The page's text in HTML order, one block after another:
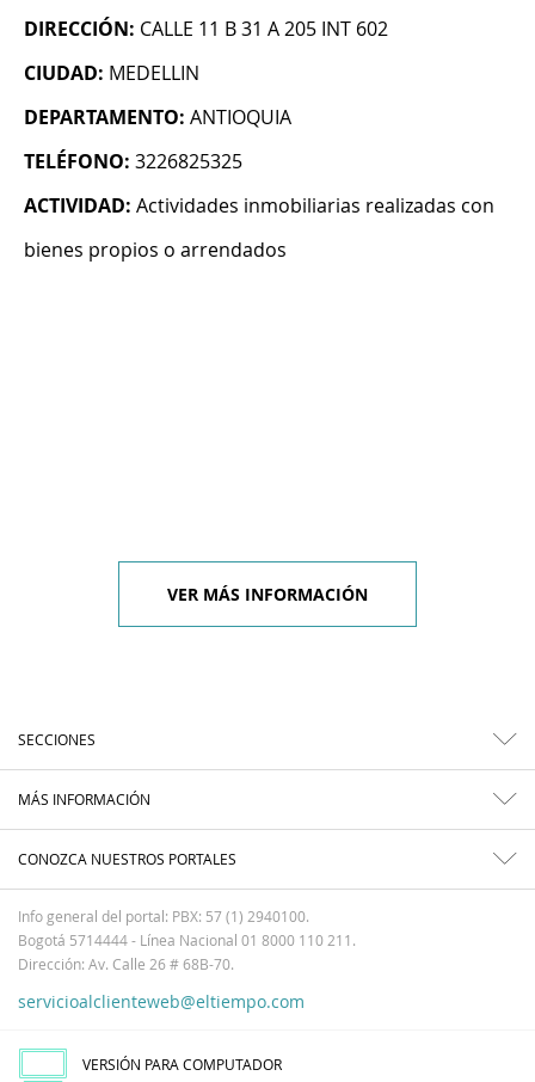
DIRECCIÓN: CALLE 11 B 31 A 205 INT 602
CIUDAD: MEDELLIN
DEPARTAMENTO: ANTIOQUIA
TELÉFONO: 3226825325
ACTIVIDAD: Actividades inmobiliarias realizadas con
bienes propios o arrendados
VER MÁS INFORMACIÓN
SECCIONES
MÁS INFORMACIÓN
CONOZCA NUESTROS PORTALES
Info general del portal: PBX: 57 (1) 2940100.
Bogotá 5714444 - Línea Nacional 01 8000 110 211.
Dirección: Av. Calle 26 # 68B-70.
servicioalclienteweb@eltiempo.com
VERSIÓN PARA COMPUTADOR